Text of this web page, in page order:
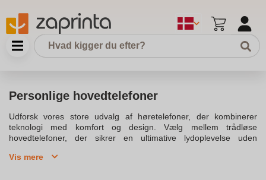
Personlige hovedtelefoner
Udforsk vores store udvalg af høretelefoner, der kombinerer
teknologi med komfort og design. Vælg mellem trådløse
hovedtelefoner, der sikrer en ultimative lydoplevelse uden
med indbygget mikrofon for en komplet lydoplevelse. Vores
Vis mere